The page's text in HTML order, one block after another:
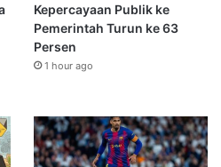
Kepercayaan Publik ke
Pemerintah Turun ke 63
Persen
1 hour ago